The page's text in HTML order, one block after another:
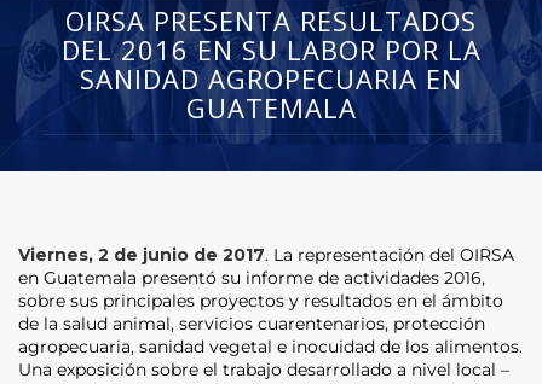
OIRSA PRESENTA RESULTADOS
DEL 2016 EN SU LABOR POR LA
SANIDAD AGROPECUARIA EN
GUATEMALA
Viernes, 2 de junio de 2017. La representación del OIRSA
en Guatemala presentó su informe de actividades 2016,
sobre sus principales proyectos y resultados en el ámbito
de la salud animal, servicios cuarentenarios, protección
agropecuaria, sanidad vegetal e inocuidad de los alimentos.
Una exposición sobre el trabajo desarrollado a nivel local –